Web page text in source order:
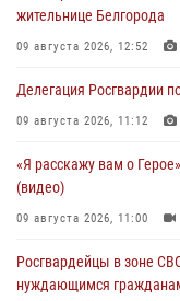
жительнице Белгорода
09 августа 2026, 12:52
Делегация Росгвардии
09 августа 2026, 11:12
«Я расскажу вам о
(видео)
09 августа 2026, 11:00
Росгвардейцы в зоне
нуждающимся